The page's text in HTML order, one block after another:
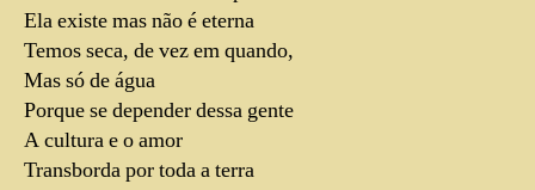
Ela existe mas não é eterna
Temos seca, de vez em quando,
Mas só de água
Porque se depender dessa gente
A cultura e o amor
Transborda por toda a terra